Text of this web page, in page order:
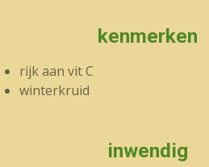
kenmerken
rijk aan vit C
winterkruid
inwendig